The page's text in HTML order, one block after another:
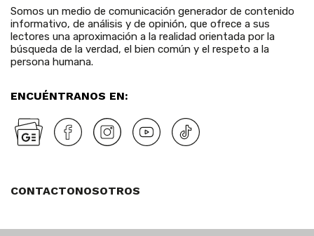
Somos un medio de comunicación generador de contenido
informativo, de análisis y de opinión, que ofrece a sus
lectores una aproximación a la realidad orientada por la
búsqueda de la verdad, el bien común y el respeto a la
persona humana.
ENCUÉNTRANOS EN:
CONTACTONOSOTROS